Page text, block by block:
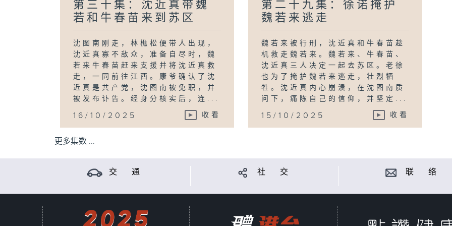
第三十集：沈近真带魏
若和牛春苗来到苏区
沈图南刚走，林樵松便带人出现，
沈近真寡不敌众，准备自尽时，魏
若来牛春苗赶来支援并将沈近真救
走，一同前往江西。康爷确认了沈
近真是共产党，沈图南被免职，并
被发布讣告。经身分核实后，连...
16/10/2025 收看
第二十九集：徐诺掩护
魏若来逃走
魏若来被行刑，沈近真和牛春苗趁
机救走魏若来。魏若来、牛春苗、
沈近真三人决定一起去苏区。老徐
也为了掩护魏若来逃走，壮烈牺
牲。沈近真内心崩溃，在沈图南质
问下，痛陈自己的信仰，并坚定...
15/10/2025 收看
更多集数 ...
交 通 社 交 联 络